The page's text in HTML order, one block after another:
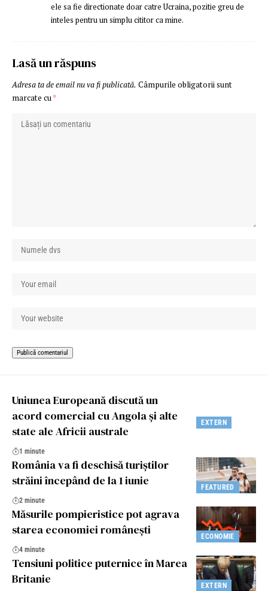
ele sa fie directionate doar catre Ucraina, pozitie greu de
inteles pentru un simplu cititor ca mine.
Lasă un răspuns
Adresa ta de email nu va fi publicată. Câmpurile obligatorii sunt
marcate cu*
EXTERN
Uniunea Europeană discută un
acord comercial cu Angola și alte
state ale Africii australe
1 minute
FEATURED
România va fi deschisă turiștilor
străini începând de la 1 iunie
2 minute
ECONOMIE
Măsurile pompieristice pot agrava
starea economiei românești
4 minute
EXTERN
Tensiuni politice puternice în Marea
Britanie